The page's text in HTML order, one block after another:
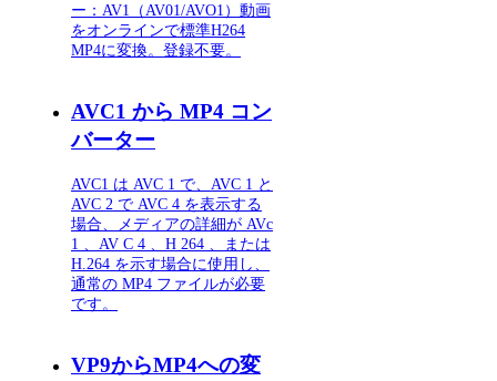
ー：AV1（AV01/AVO1）動画
をオンラインで標準H264
MP4に変換。登録不要。
AVC1 から MP4 コン
バーター
AVC1 は AVC 1 で、AVC 1 と
AVC 2 で AVC 4 を表示する
場合、メディアの詳細が AVc
1 、AV C 4 、H 264 、または
H.264 を示す場合に使用し、
通常の MP4 ファイルが必要
です。
VP9からMP4への変